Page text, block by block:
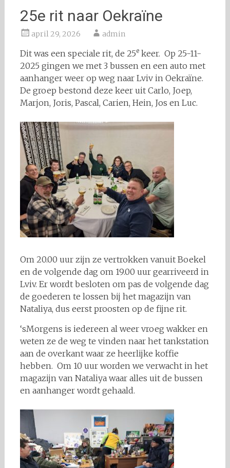
25e rit naar Oekraïne
april 29, 2026 admin
Dit was een speciale rit, de 25ekeer. Op 25-11-
2025 gingen we met 3 bussen en een auto met
aanhanger weer op weg naar Lviv in Oekraïne.
De groep bestond deze keer uit Carlo, Joep,
Marjon, Joris, Pascal, Carien, Hein, Jos en Luc.
Om 20.00 uur zijn ze vertrokken vanuit Boekel
en de volgende dag om 19.00 uur gearriveerd in
Lviv. Er wordt besloten om pas de volgende dag
de goederen te lossen bij het magazijn van
Nataliya, dus eerst proosten op de fijne rit.
‘sMorgens is iedereen al weer vroeg wakker en
weten ze de weg te vinden naar het tankstation
aan de overkant waar ze heerlijke koffie
hebben. Om 10 uur worden we verwacht in het
magazijn van Nataliya waar alles uit de bussen
en aanhanger wordt gehaald.